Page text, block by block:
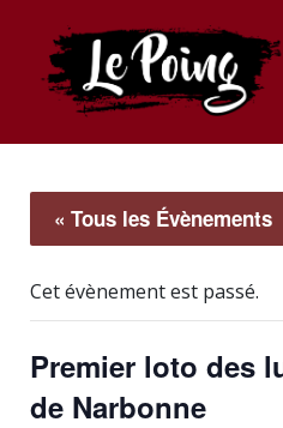
« Tous les Évènements
Cet évènement est passé.
Premier loto des
de Narbonne